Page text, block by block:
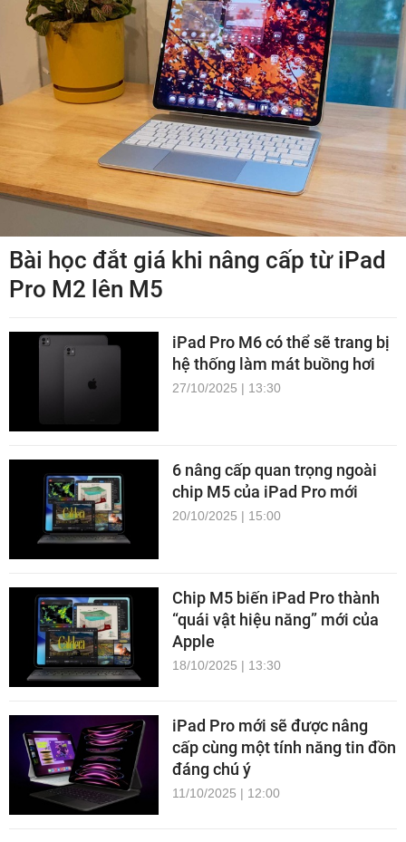
Bài học đắt giá khi nâng cấp từ iPad
Pro M2 lên M5
iPad Pro M6 có thể sẽ trang bị
hệ thống làm mát buồng hơi
27/10/2025 | 13:30
6 nâng cấp quan trọng ngoài
chip M5 của iPad Pro mới
20/10/2025 | 15:00
Chip M5 biến iPad Pro thành
“quái vật hiệu năng” mới của
Apple
18/10/2025 | 13:30
iPad Pro mới sẽ được nâng
cấp cùng một tính năng tin đồn
đáng chú ý
11/10/2025 | 12:00